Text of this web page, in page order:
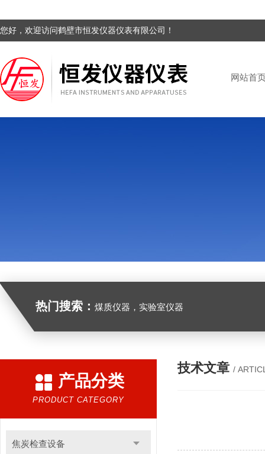
您好，欢迎访问鹤壁市恒发仪器仪表有限公司！
网站首
热门搜索： 煤质仪器，实验室仪器
产品分类
PRODUCT CATEGORY
焦炭检查设备
技术文章 /